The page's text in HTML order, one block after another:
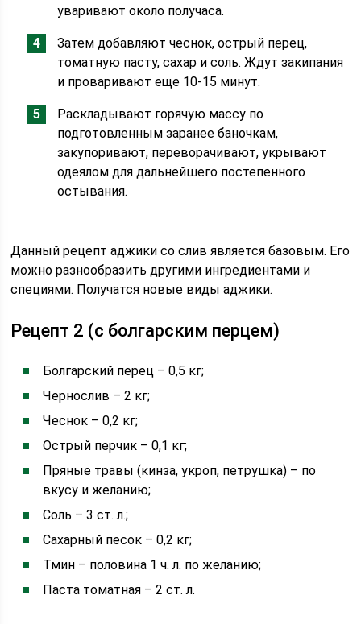
уваривают около получаса.
Затем добавляют чеснок, острый перец,
томатную пасту, сахар и соль. Ждут закипания
и проваривают еще 10-15 минут.
Раскладывают горячую массу по
подготовленным заранее баночкам,
закупоривают, переворачивают, укрывают
одеялом для дальнейшего постепенного
остывания.
Данный рецепт аджики со слив является базовым. Его
можно разнообразить другими ингредиентами и
специями. Получатся новые виды аджики.
Рецепт 2 (с болгарским перцем)
Болгарский перец – 0,5 кг;
Чернослив – 2 кг;
Чеснок – 0,2 кг;
Острый перчик – 0,1 кг;
Пряные травы (кинза, укроп, петрушка) – по
вкусу и желанию;
Соль – 3 ст. л.;
Сахарный песок – 0,2 кг;
Тмин – половина 1 ч. л. по желанию;
Паста томатная – 2 ст. л.